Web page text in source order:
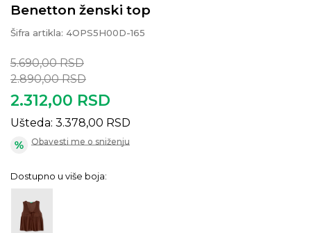
Benetton ženski top
Šifra artikla: 4OPS5H00D-165
5.690,00 RSD
2.890,00 RSD
2.312,00 RSD
Ušteda: 3.378,00 RSD
Obavesti me o sniženju
Dostupno u više boja: